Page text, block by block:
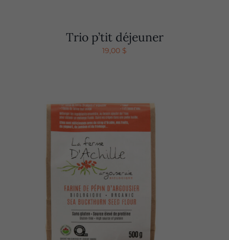
Trio p’tit déjeuner
19,00 $